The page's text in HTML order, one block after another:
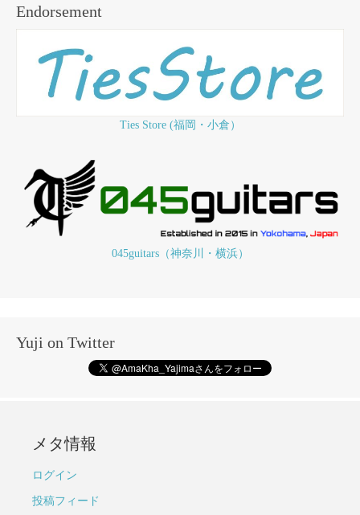
Endorsement
Ties Store (福岡・小倉）
045guitars（神奈川・横浜）
Yuji on Twitter
メタ情報
ログイン
投稿フィード